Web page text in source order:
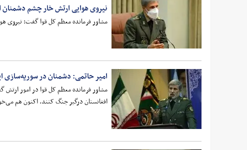
نیروی هوایی ارتش خار چشم
مشاور فرمانده معظم کل قوا گفت: نیروی
امیر حاتمی: دشمنان در سوریه‌سازی
مشاور فرمانده معظم کل قوا در امور ارتش
افغانستان درگیر جنگ کنند. اکنون هم